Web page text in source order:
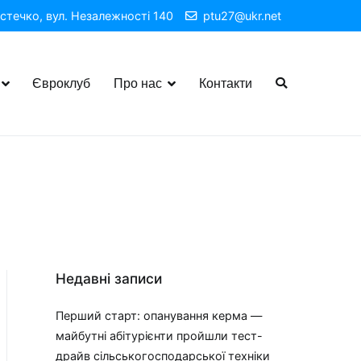
вул. Незалежності 140 ptu27@ukr.net
Євроклуб Про нас Контакти
Недавні записи
Перший старт: опанування керма —
майбутні абітурієнти пройшли тест-
драйв сільськогосподарської техніки